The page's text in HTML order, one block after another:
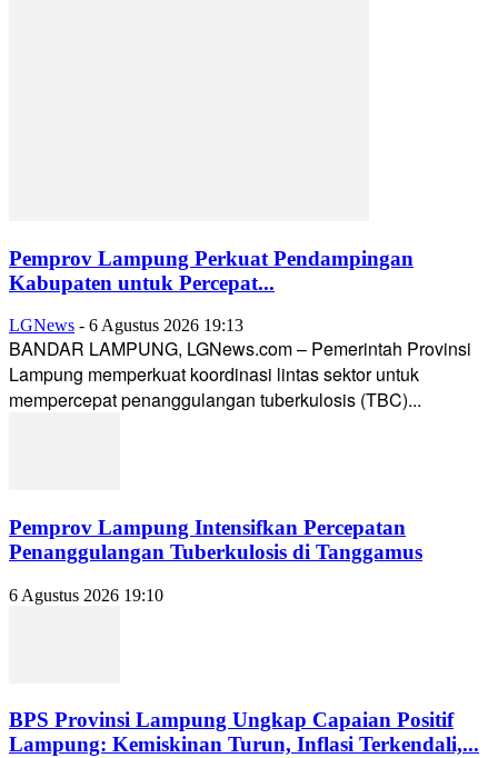
Pemprov Lampung Perkuat Pendampingan
Kabupaten untuk Percepat...
LGNews - 6 Agustus 2026 19:13
BANDAR LAMPUNG, LGNews.com – Pemerintah Provinsi
Lampung memperkuat koordinasi lintas sektor untuk
mempercepat penanggulangan tuberkulosis (TBC)...
Pemprov Lampung Intensifkan Percepatan
Penanggulangan Tuberkulosis di Tanggamus
6 Agustus 2026 19:10
BPS Provinsi Lampung Ungkap Capaian Positif
Lampung: Kemiskinan Turun, Inflasi Terkendali,...